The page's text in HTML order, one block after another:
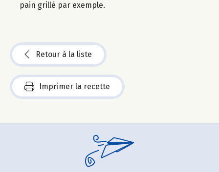
pain grillé par exemple.
Retour à la liste
Imprimer la recette